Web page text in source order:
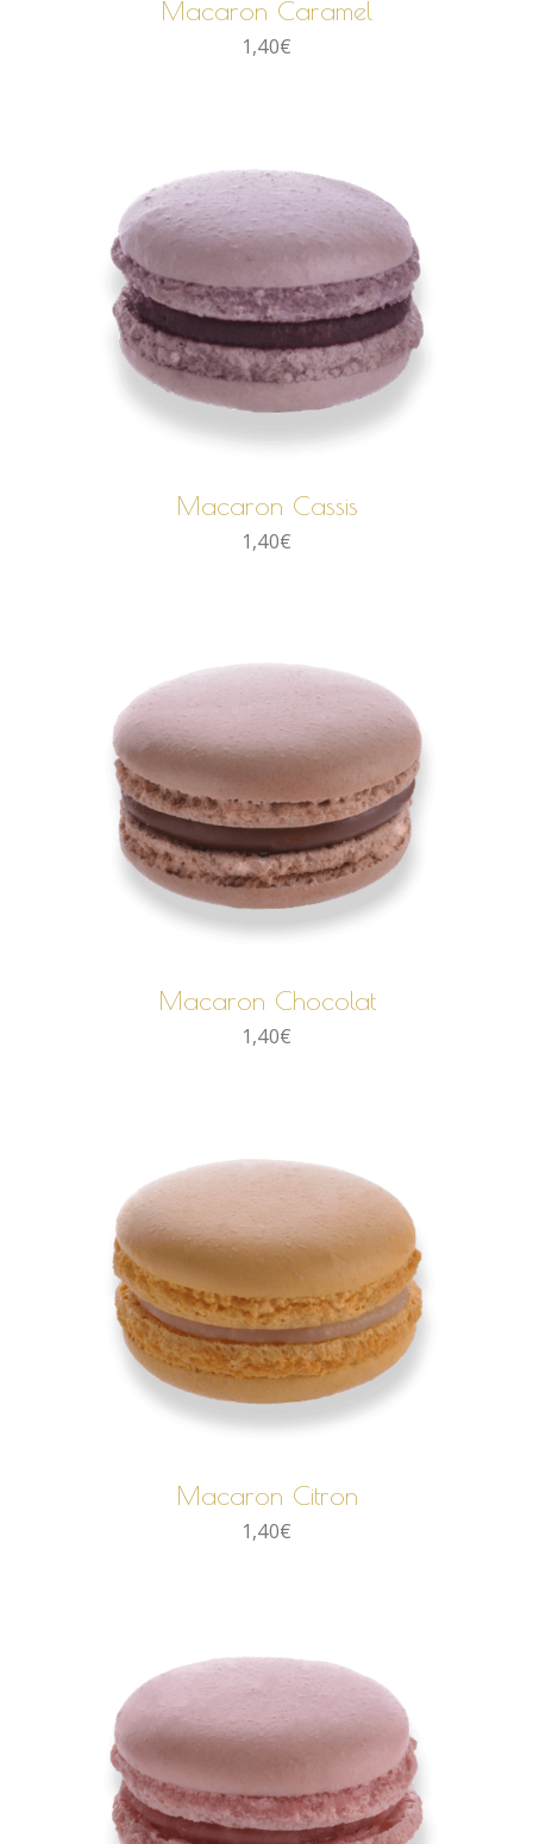
Macaron Caramel
1,40€
AJOUTER AU PANIER
Macaron Cassis
1,40€
AJOUTER AU PANIER
Macaron Chocolat
1,40€
AJOUTER AU PANIER
Macaron Citron
1,40€